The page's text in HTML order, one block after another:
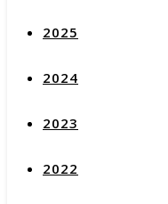
2025
2024
2023
2022